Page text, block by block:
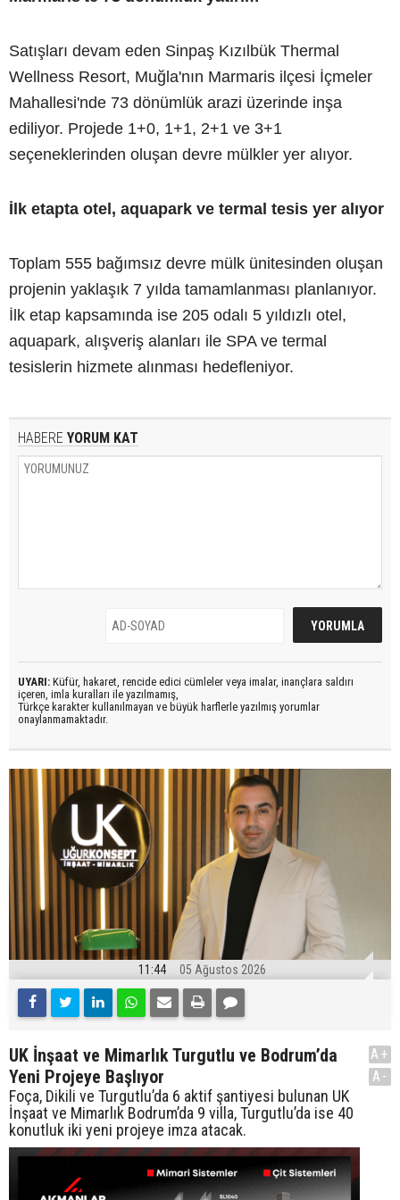
Satışları devam eden Sinpaş Kızılbük Thermal
Wellness Resort, Muğla'nın Marmaris ilçesi İçmeler
Mahallesi'nde 73 dönümlük arazi üzerinde inşa
ediliyor. Projede 1+0, 1+1, 2+1 ve 3+1
seçeneklerinden oluşan devre mülkler yer alıyor.
İlk etapta otel, aquapark ve termal tesis yer alıyor
Toplam 555 bağımsız devre mülk ünitesinden oluşan
projenin yaklaşık 7 yılda tamamlanması planlanıyor.
İlk etap kapsamında ise 205 odalı 5 yıldızlı otel,
aquapark, alışveriş alanları ile SPA ve termal
tesislerin hizmete alınması hedefleniyor.
HABERE YORUM KAT
UYARI: Küfür, hakaret, rencide edici cümleler veya imalar, inançlara saldırı
içeren, imla kuralları ile yazılmamış,
Türkçe karakter kullanılmayan ve büyük harflerle yazılmış yorumlar
onaylanmamaktadır.
11:44 05 Ağustos 2026
UK İnşaat ve Mimarlık Turgutlu ve Bodrum’da
Yeni Projeye Başlıyor
Foça, Dikili ve Turgutlu’da 6 aktif şantiyesi bulunan UK
İnşaat ve Mimarlık Bodrum’da 9 villa, Turgutlu’da ise 40
konutluk iki yeni projeye imza atacak.
A+
A-